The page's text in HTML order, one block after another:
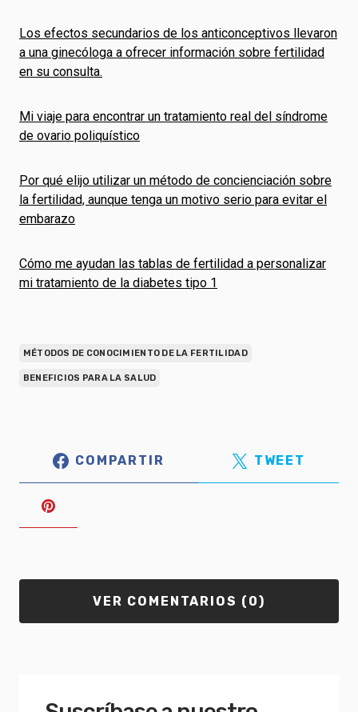
Los efectos secundarios de los anticonceptivos llevaron
a una ginecóloga a ofrecer información sobre fertilidad
en su consulta.
Mi viaje para encontrar un tratamiento real del síndrome
de ovario poliquístico
Por qué elijo utilizar un método de concienciación sobre
la fertilidad, aunque tenga un motivo serio para evitar el
embarazo
Cómo me ayudan las tablas de fertilidad a personalizar
mi tratamiento de la diabetes tipo 1
MÉTODOS DE CONOCIMIENTO DE LA FERTILIDAD
BENEFICIOS PARA LA SALUD
COMPARTIR TWEET
VER COMENTARIOS (0)